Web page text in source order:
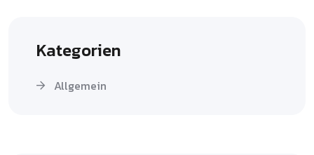
Kategorien
Allgemein